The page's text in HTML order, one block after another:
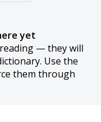
yet
— they will
Use the
them through